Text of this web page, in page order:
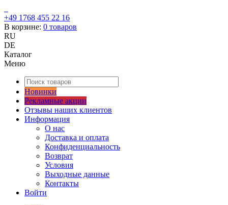
+49 1768 455 22 16
В корзине: 0 товаров
RU
DE
Каталог
Меню
Новинки
Рекламные акции
Отзывы наших клиентов
Информация
О нас
Доставка и оплата
Конфиденциальность
Возврат
Условия
Выходные данные
Контакты
Войти